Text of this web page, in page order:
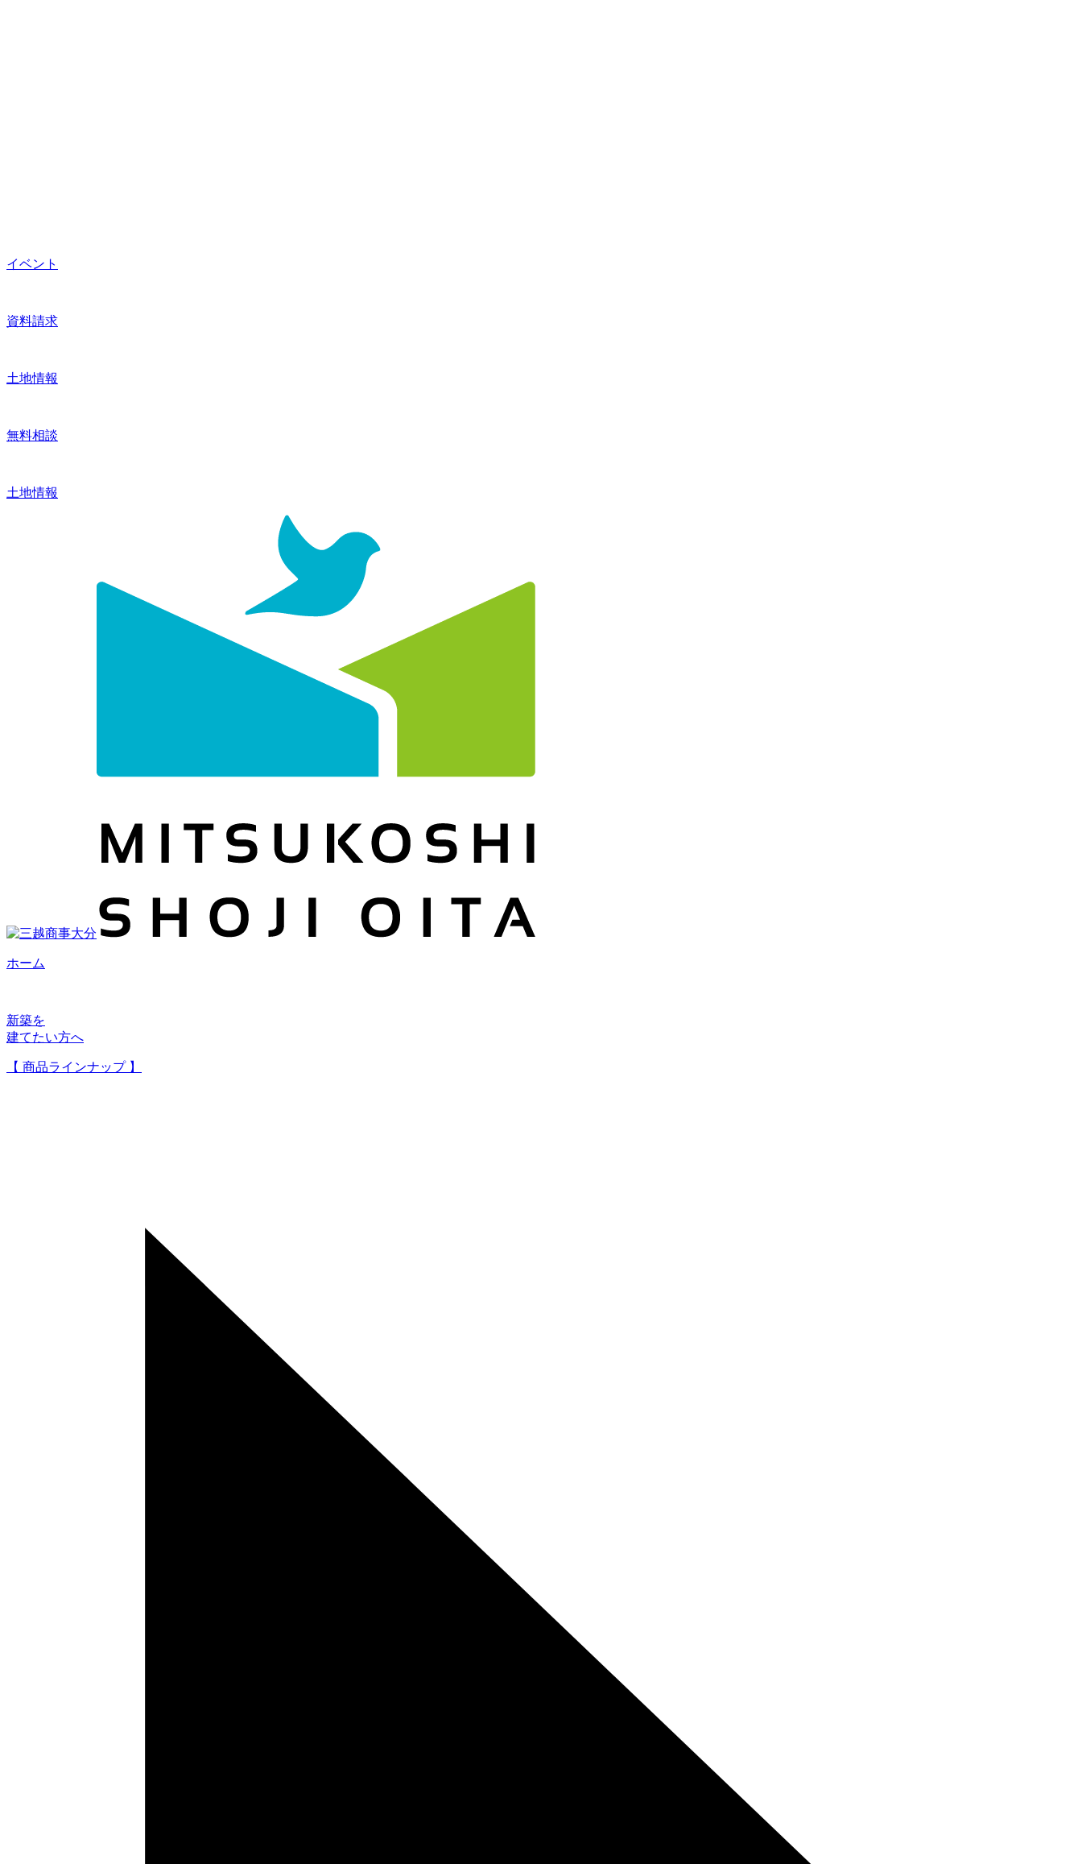
イベント
資料請求
土地情報
無料相談
土地情報
ホーム
新築を
建てたい方へ
【 商品ラインナップ 】